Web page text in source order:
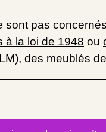
sont pas
à la loi de 1948 ou
, des meublés